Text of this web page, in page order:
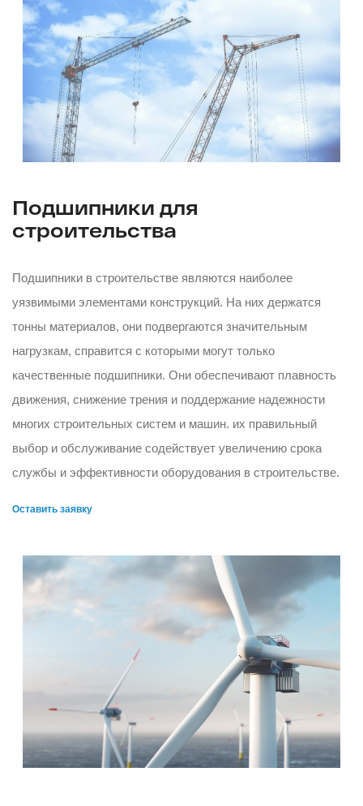
Подшипники для
строительства
Подшипники в строительстве являются наиболее
уязвимыми элементами конструкций. На них держатся
тонны материалов, они подвергаются значительным
нагрузкам, справится с которыми могут только
качественные подшипники. Они обеспечивают плавность
движения, снижение трения и поддержание надежности
многих строительных систем и машин. их правильный
выбор и обслуживание содействует увеличению срока
службы и эффективности оборудования в строительстве.
Оставить заявку